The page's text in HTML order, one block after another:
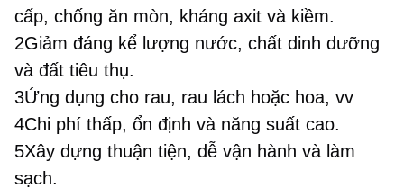
cấp, chống ăn mòn, kháng axit và kiềm.
2Giảm đáng kể lượng nước, chất dinh dưỡng
và đất tiêu thụ.
3Ứng dụng cho rau, rau lách hoặc hoa, vv
4Chi phí thấp, ổn định và năng suất cao.
5Xây dựng thuận tiện, dễ vận hành và làm
sạch.